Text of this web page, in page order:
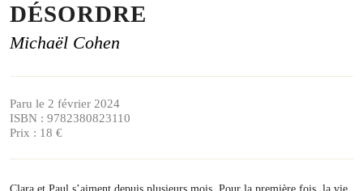
DÉSORDRE
Michaël Cohen
Paru le 2 février 2024
ISBN : 9782380823110
Prix : 18 €